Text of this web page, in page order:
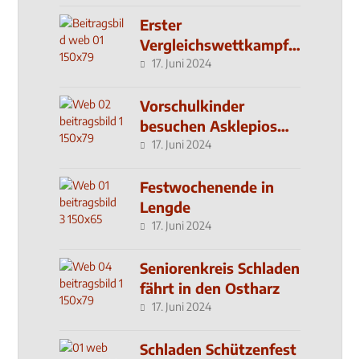
Erster
Vergleichswettkampf
seit 2019
17. Juni 2024
Vorschulkinder
besuchen Asklepios
Klinik
17. Juni 2024
Festwochenende in
Lengde
17. Juni 2024
Seniorenkreis Schladen
fährt in den Ostharz
17. Juni 2024
Schladen Schützenfest